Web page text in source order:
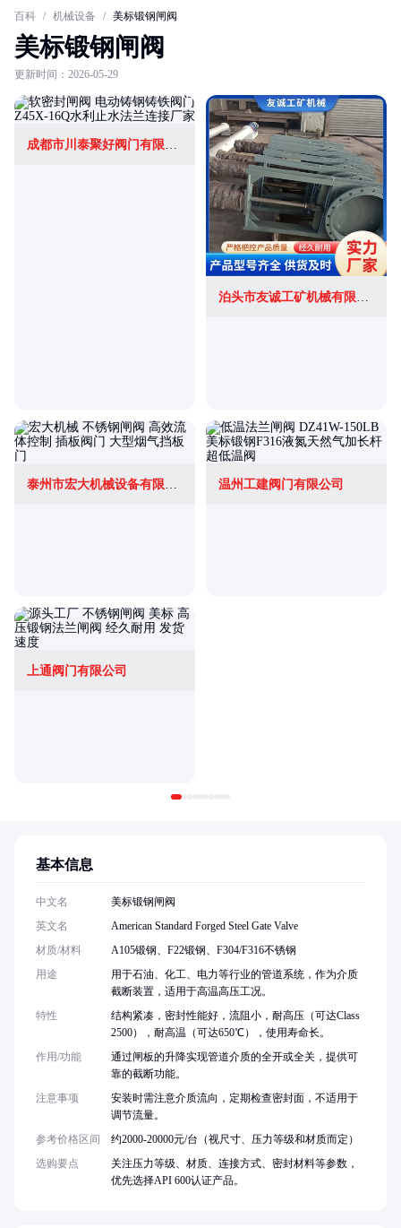
百科 / 机械设备 / 美标锻钢闸阀
美标锻钢闸阀
更新时间：2026-05-29
成都市川泰聚好阀门有限公司
泊头市友诚工矿机械有限责任公司
温州工建阀门有限公司
上通阀门有限公司
基本信息
中文名
美标锻钢闸阀
英文名
American Standard Forged Steel Gate Valve
材质/材料
A105锻钢、F22锻钢、F304/F316不锈钢
用途
用于石油、化工、电力等行业的管道系统，作为介质
截断装置，适用于高温高压工况。
特性
结构紧凑，密封性能好，流阻小，耐高压（可达Class
2500），耐高温（可达650℃），使用寿命长。
作用/功能
通过闸板的升降实现管道介质的全开或全关，提供可
靠的截断功能。
注意事项
安装时需注意介质流向，定期检查密封面，不适用于
调节流量。
参考价格区间
约2000-20000元/台（视尺寸、压力等级和材质而定）
选购要点
关注压力等级、材质、连接方式、密封材料等参数，
优先选择API 600认证产品。